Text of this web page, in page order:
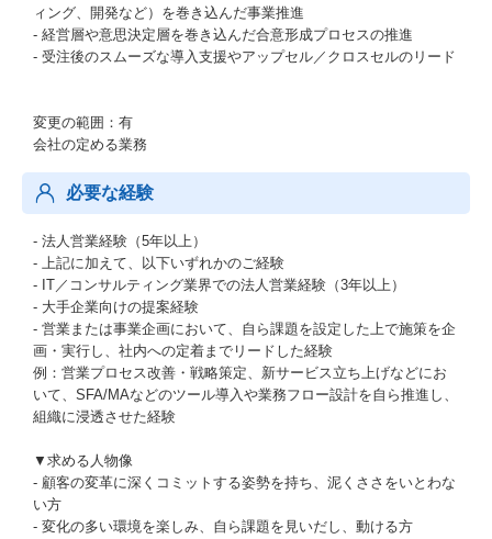
ィング、開発など）を巻き込んだ事業推進
- 経営層や意思決定層を巻き込んだ合意形成プロセスの推進
- 受注後のスムーズな導入支援やアップセル／クロスセルのリード
変更の範囲：有
会社の定める業務
必要な経験
- 法人営業経験（5年以上）
- 上記に加えて、以下いずれかのご経験
- IT／コンサルティング業界での法人営業経験（3年以上）
- 大手企業向けの提案経験
- 営業または事業企画において、自ら課題を設定した上で施策を企
画・実行し、社内への定着までリードした経験
例：営業プロセス改善・戦略策定、新サービス立ち上げなどにお
いて、SFA/MAなどのツール導入や業務フロー設計を自ら推進し、
組織に浸透させた経験
▼求める人物像
- 顧客の変革に深くコミットする姿勢を持ち、泥くささをいとわな
い方
- 変化の多い環境を楽しみ、自ら課題を見いだし、動ける方